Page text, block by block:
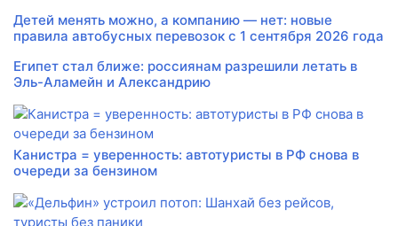
Детей менять можно, а компанию — нет: новые
правила автобусных перевозок с 1 сентября 2026 года
Египет стал ближе: россиянам разрешили летать в
Эль-Аламейн и Александрию
Канистра = уверенность: автотуристы в РФ снова в
очереди за бензином